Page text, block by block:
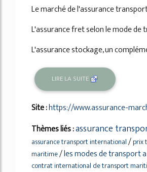
Le marché de l'assurance
L'assurance fret selon le mode de
L'assurance stockage, un
LIRE LA SUITE
Site :https://www.assurance-
Thèmes liés :assurance
assurance transport international/prix
maritime/les modes de transport
contrat international de transport